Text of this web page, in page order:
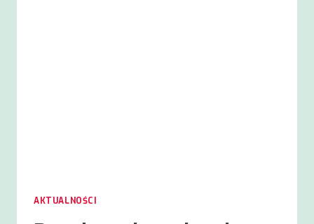
AKTUALNOŚCI